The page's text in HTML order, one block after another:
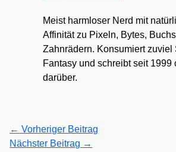
Meist harmloser Nerd mit
Affinität zu Pixeln, Bytes,
Zahnrädern. Konsumiert zuviel
Fantasy und schreibt seit 1999
darüber.
← Vorheriger Beitrag
Nächster Beitrag →